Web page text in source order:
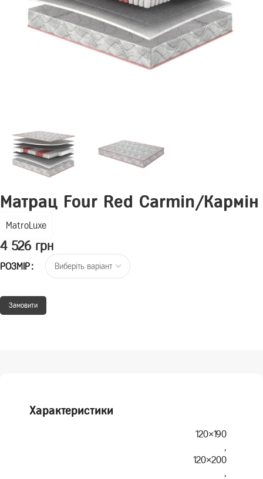
Матрац Four Red Carmin/Кармін
MatroLuxe
4 526 грн
РОЗМІР
Замовити
Характеристики
120×190
,
120×200
,